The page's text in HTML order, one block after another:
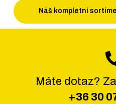
Náš kompletní
Máte dotaz?
+36 30